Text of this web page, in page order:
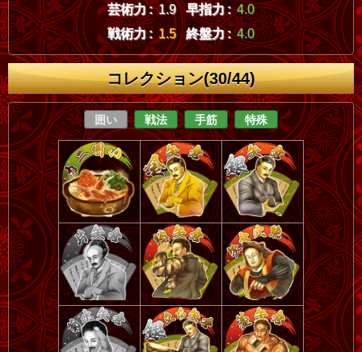
芸術力 : 1.9 早指力 : 4.0
戦術力 : 1.5 終盤力 : 4.0
コレクション(30/44)
囲い 戦法 手筋 特殊